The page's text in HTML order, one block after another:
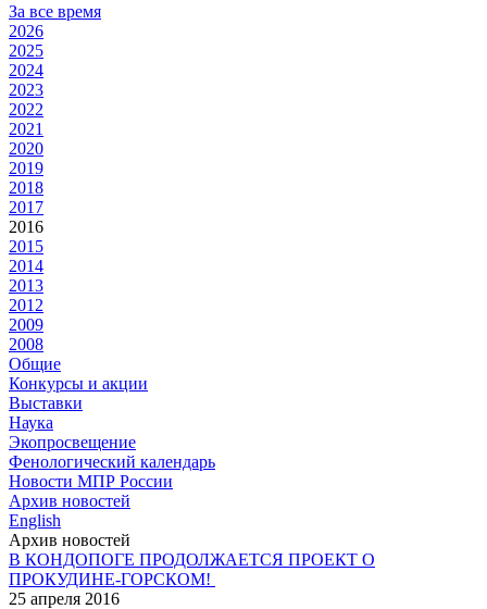
За все время
2026
2025
2024
2023
2022
2021
2020
2019
2018
2017
2016
2015
2014
2013
2012
2009
2008
Общие
Конкурсы и акции
Выставки
Наука
Экопросвещение
Фенологический календарь
Новости МПР России
Архив новостей
English
Архив новостей
В КОНДОПОГЕ ПРОДОЛЖАЕТСЯ ПРОЕКТ О
ПРОКУДИНЕ-ГОРСКОМ!
25 апреля 2016